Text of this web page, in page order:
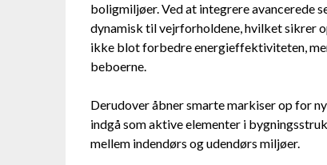
boligmiljøer. Ved at integrere avancerede
dynamisk til vejrforholdene, hvilket sikrer
ikke blot forbedre energieffektiviteten,
beboerne.
Derudover åbner smarte markiser op for
indgå som aktive elementer i
mellem indendørs og udendørs miljøer.